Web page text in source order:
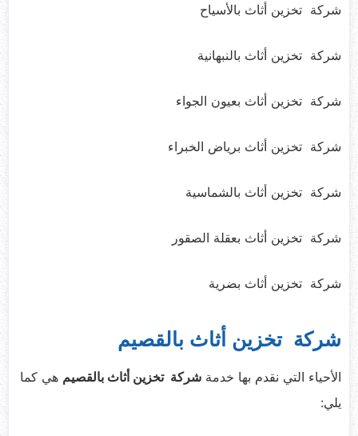
شركة تخزين أثاث بالأسياح
شركة تخزين أثاث بالنبهانية
شركة تخزين أثاث بعيون الجواء
شركة تخزين أثاث برياض الخبراء
شركة تخزين أثاث بالشماسية
شركة تخزين أثاث بعقلة الصقور
شركة تخزين أثاث بضرية
شركة تخزين أثاث بالقصيم
الأحياء التي نقدم بها خدمة شركة تخزين أثاث بالقصيم هي كما
يلي: